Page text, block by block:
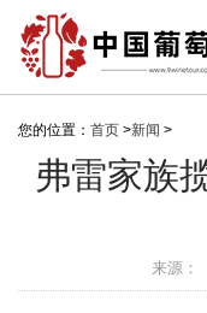
您的位置： 首页 >新闻 >
弗雷家族
来源：